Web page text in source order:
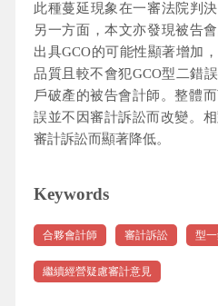
此種蔓延現象在一審法院判
另一方面，本文亦發現被告
出具GCO的可能性顯著增加
品質且較不會犯GCO型二錯
戶破產的被告會計師。整體
誤並不因審計訴訟而改變。
審計訴訟而顯著降低。
Keywords
合夥會計師 審計訴訟 型
繼續經營疑慮審計意見